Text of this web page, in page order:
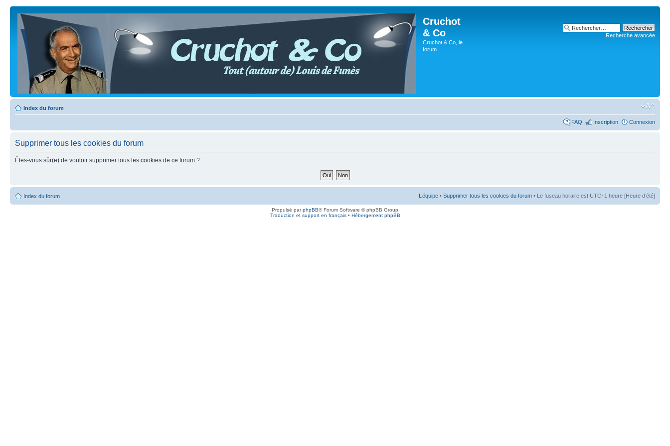
Cruchot
& Co
Cruchot & Co, le
forum
Recherche avancée
Index du forum
FAQ Inscription Connexion
Supprimer tous les cookies du forum
Êtes-vous sûr(e) de vouloir supprimer tous les cookies de ce forum ?
Index du forum L’équipe • Supprimer tous les cookies du forum • Le fuseau horaire est UTC+1 heure [Heure d’été]
Propulsé parphpBB® Forum Software © phpBB Group
Traduction et support en français• Hébergement phpBB